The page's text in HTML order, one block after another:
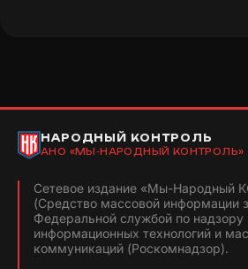
НАРОДНЫЙ КОНТРОЛЬ
АНО «МЫ-НАРОДНЫЙ КОНТРОЛЬ»
Сетевое издание «Мы-Народный
(Средство массовой информации
Федеральной службой по надзору
информационных технологий и
коммуникаций (Роскомнадзор).